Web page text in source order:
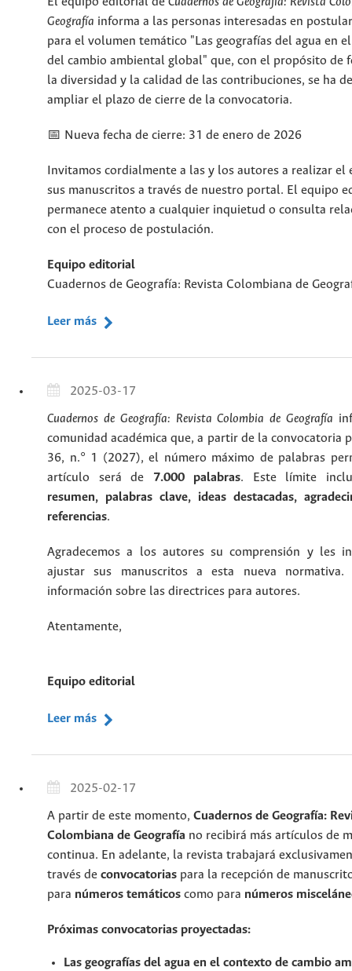
Geografía informa a las personas interesadas en
para el volumen temático "Las geografías del agua en
del cambio ambiental global" que, con el propósito de
la diversidad y la calidad de las contribuciones, se ha
ampliar el plazo de cierre de la convocatoria.
📅 Nueva fecha de cierre: 31 de enero de 2026
Invitamos cordialmente a las y los autores a realizar el
sus manuscritos a través de nuestro portal. El equipo
permanece atento a cualquier inquietud o consulta
con el proceso de postulación.
Equipo editorial
Cuadernos de Geografía: Revista Colombiana de
Leer más
2025-03-17
Cuadernos de Geografía: Revista Colombia de Geografía
comunidad académica que, a partir de la convocatoria
36, n.° 1 (2027), el número máximo de palabras
artículo será de 7.000 palabras. Este límite
resumen, palabras clave, ideas destacadas,
referencias.
Agradecemos a los autores su comprensión y les
ajustar sus manuscritos a esta nueva normativa.
información sobre las directrices para autores.
Atentamente,
Equipo editorial
Leer más
2025-02-17
A partir de este momento, Cuadernos de Geografía:
Colombiana de Geografía no recibirá más artículos de
continua. En adelante, la revista trabajará
través de convocatorias para la recepción de
para números temáticos como para números
Próximas convocatorias proyectadas:
Las geografías del agua en el contexto de cambio